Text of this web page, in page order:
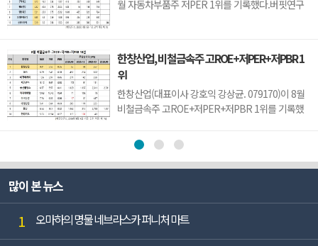
월 자동차부품주 저PER 1위를 기록했다.버핏연구
리티(018500)(1.74)가 뒤를 이었다.평화홀딩스는 1
분기 매출액 2251억원, 영업이익 123억원으로 전년
동기대비 ...
한창산업, 비철금속주 고ROE+저PER+저PBR 1
위
한창산업(대표이사 강호익 강상균. 079170)이 8월
비철금속주 고ROE+저PER+저PBR 1위를 기록했
주 고ROE+저PER+저PBR 1위를 차지했으며,
DSR(155660), 태경비케이(014580), 제일연마
(001560)가 뒤를 이었다.한창산업은 지난 1분기 매
많이 본 뉴스
1 오마하의 명물 네브라스카 퍼니처 마트